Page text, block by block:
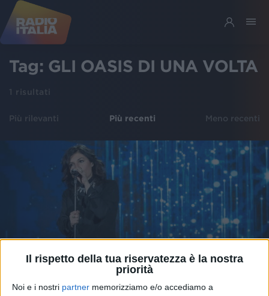
Il rispetto della tua riservatezza è la nostra
priorità
Noi e i nostri partner memorizziamo e/o accediamo a
Tag: GLI OASIS DI UNA VOLTA
1 risultati
Più rilevanti Più recenti Meno recenti